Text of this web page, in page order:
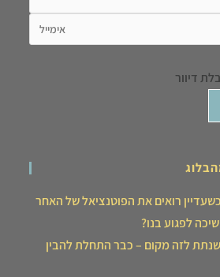
דיוור
רואים את הפוטנציאל של האחר
לפגוע בנו?
לזה מקום – כבר התחלת להבין